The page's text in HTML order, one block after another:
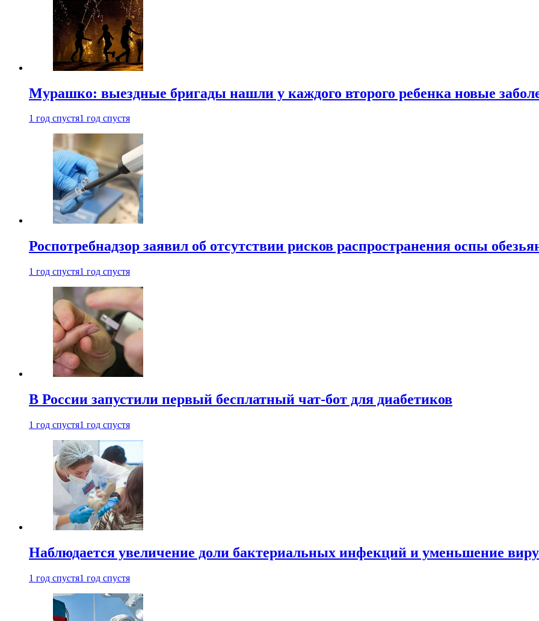
Мурашко: выездные бригады нашли у каждого второго ребенка новые
1 год спустя1 год спустя
Роспотребнадзор заявил об отсутствии рисков распространения оспы
1 год спустя1 год спустя
В России запустили первый бесплатный чат-бот для диабетиков
1 год спустя1 год спустя
Наблюдается увеличение доли бактериальных инфекций и уменьшение
1 год спустя1 год спустя